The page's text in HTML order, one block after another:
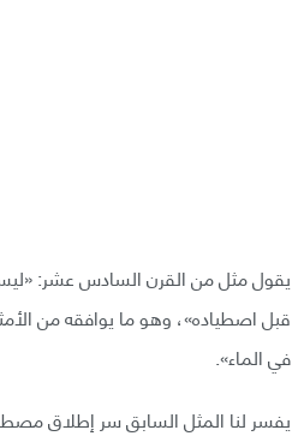
يقول مثل من القرن السادس عشر:
قبل اصطياده»، وهو ما يوافقه من
في الماء».
يفسر لنا المثل السابق سر إطلاق